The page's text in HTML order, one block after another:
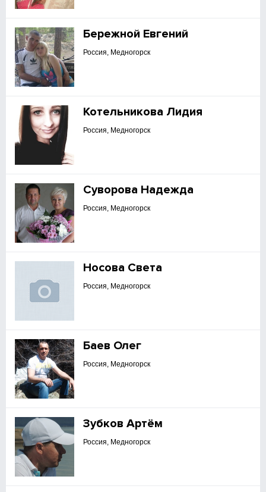
Бережной Евгений
Россия, Медногорск
Котельникова Лидия
Россия, Медногорск
Суворова Надежда
Россия, Медногорск
Носова Света
Россия, Медногорск
Баев Олег
Россия, Медногорск
Зубков Артём
Россия, Медногорск